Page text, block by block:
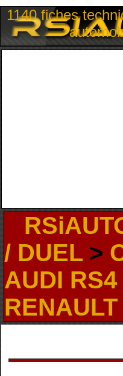
1140 fiches
/ DUEL>
AUDI